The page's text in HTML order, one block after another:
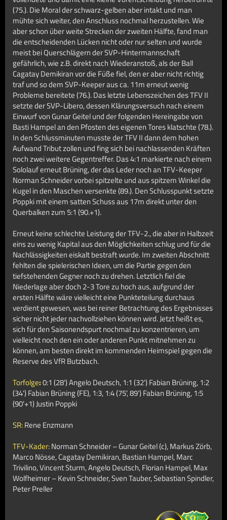
(75.). Die Moral der schwarz-gelben aber intakt und man
mühte sich weiter, den Anschluss nochmal herzustellen. Wie
aber schon über weite Strecken der zweiten Hälfte, fand man
die entscheidenden Lücken nicht oder nur selten und wurde
meist bei Querschlägern der SVP-Hintermannschaft
gefährlich, wie z.B. direkt nach Wiederanstoß, als der Ball
Cagatay Demikiran vor die Füße fiel, den er aber nicht richtig
traf und so dem SVP-Keeper aus ca. 11m erneut wenig
Probleme bereitete (76.). Das letzte Lebenszeichen des TFV II
setzte der SVP-Libero, dessen Klärungsversuch nach einem
Einwurf von Gunar Geitel und der folgenden Hereingabe von
Basti Hampel an den Pfosten des eigenen Tores klatschte (78.).
In den Schlussminuten musste der TFV II dann dem hohen
Aufwand Tribut zollen und fing sich bei nachlassenden Kräften
noch zwei weitere Gegentreffer. Das 4:1 markierte nach einem
Sololauf erneut Brüning, der das Leder noch an TFV-Keeper
Norman Schneider vorbei spitzelte und aus spitzem Winkel die
Kugel in den Maschen versenkte (89.). Den Schlusspunkt setzte
Poppki mit einem satten Schuss aus 17m direkt unter den
Querbalken zum 5:1 (90.+1).
Erneut keine schlechte Leistung der TFV-2., die aber in Halbzeit
eins zu wenig Kapital aus den Möglichkeiten schlug und für die
Nachlässigkeiten eiskalt bestraft wurde. Im zweiten Abschnitt
fehlten die spielerischen Ideen, um die Partie gegen den
tiefstehenden Gegner noch zu drehen. Letztlich fiel die
Niederlage aber doch 2-3 Tore zu hoch aus, aufgrund der
ersten Hälfte wäre vielleicht eine Punkteteilung durchaus
verdient gewesen, was bei reiner Betrachtung des Ergebnisses
sicher nicht jeder nachvollziehen können wird. Jetzt heißt es,
sich für den Saisonendspurt nochmal zu konzentrieren, um
vielleicht noch den ein oder anderen Punkt mitnehmen zu
können, am besten direkt im kommenden Heimspiel gegen die
Reserve des VfR Butzbach.
Torfolge:0:1 (28') Angelo Deutsch, 1:1 (32') Fabian Brüning, 1:2
(34')Fabian Brüning (FE), 1:3, 1:4 (75', 89') Fabian Brüning, 1:5
(90'+1) Justin Poppki
SR:Rene Enzmann
TFV-Kader:Norman Schneider – Gunar Geitel (c), Markus Zörb,
Marco Nösse, Cagatay Demikiran, Bastian Hampel, Marc
Trivilino, Vincent Sturm, Angelo Deutsch, Florian Hampel, Max
Wolfheimer – Kevin Schneider, Sven Tauber, Sebastian Spindler,
Peter Preller